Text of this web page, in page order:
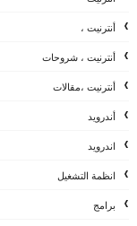
أنترنيت ،
أنترنيت ، شروحات
أنترنيت ،مقالات
أندرويد
اندرويد
انظمة التشغيل
برامج